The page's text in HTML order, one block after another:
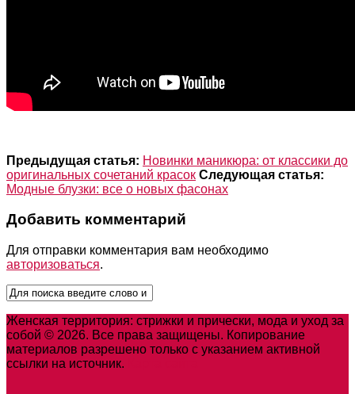
Предыдущая статья: Новинки маникюра: от классики до
оригинальных сочетаний красок Следующая статья:
Модные блузки: все о новых фасонах
Добавить комментарий
Для отправки комментария вам необходимо
авторизоваться.
Женская территория: стрижки и прически, мода и уход за
собой © 2026. Все права защищены. Копирование
материалов разрешено только с указанием активной
ссылки на источник.